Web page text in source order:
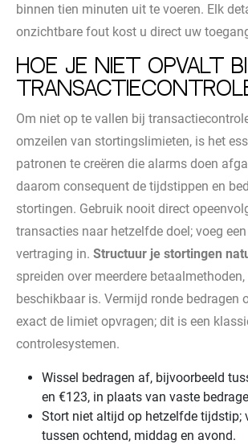
binnen tien minuten uit te voeren. Elk
onzichtbare fout kost u direct uw
Hoe je niet opvalt
Om niet op te vallen bij
omzeilen van stortingslimieten, is het
patronen te creëren die alarms doen
daarom consequent de tijdstippen en
stortingen. Gebruik nooit direct
transacties naar hetzelfde doel; voeg
vertraging in. Structuur je stortingen
spreiden over meerdere
beschikbaar is. Vermijd ronde bedragen
exact de limiet opvragen; dit is een
controlesystemen.
Wissel bedragen af, bijvoorbeeld
en €123, in plaats van vaste
Stort niet altijd op hetzelfde tijdstip;
tussen ochtend, middag en avond.